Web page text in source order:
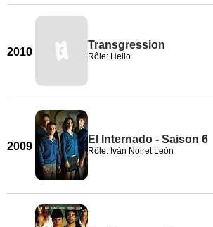
2010
Transgression
Rôle: Helio
2009
El Internado - Saison 6
Rôle: Iván Noiret León